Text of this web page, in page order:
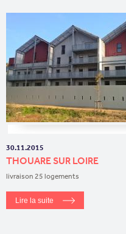
30.11.2015
THOUARE SUR LOIRE
livraison 25 logements
Lire la suite